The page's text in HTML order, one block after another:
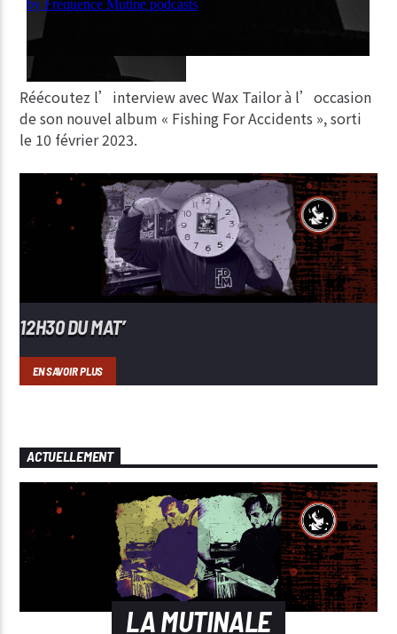
Réécoutez l’interview avec Wax Tailor à l’occasion
de son nouvel album « Fishing For Accidents », sorti
le 10 février 2023.
12H30 DU MAT’
EN SAVOIR PLUS
ACTUELLEMENT
LA MUTINALE